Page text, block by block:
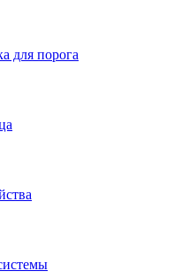
для порога